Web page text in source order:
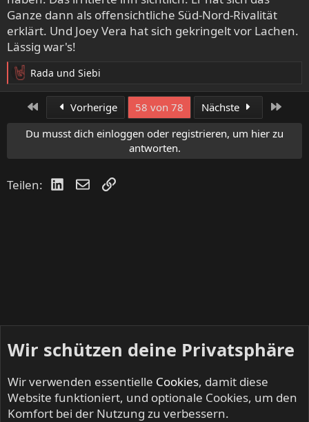
Ganze dann als offensichtliche Süd-Nord-Rivalität
erklärt. Und Joey Vera hat sich gekringelt vor Lachen.
Lässig war's!
R
e
o
e
Rada und Siebi
Erste Vorherige 58 von 78 Nächste
Du musst dich einloggen oder registrieren, um hier zu
antworten.
Teilen: LinkedIn
E-MailLink
Wir schützen deine Privatsphäre
Wir verwenden essentielle Cookies, damit diese
Website funktioniert, und optionale Cookies, um den
Komfort bei der Nutzung zu verbessern.